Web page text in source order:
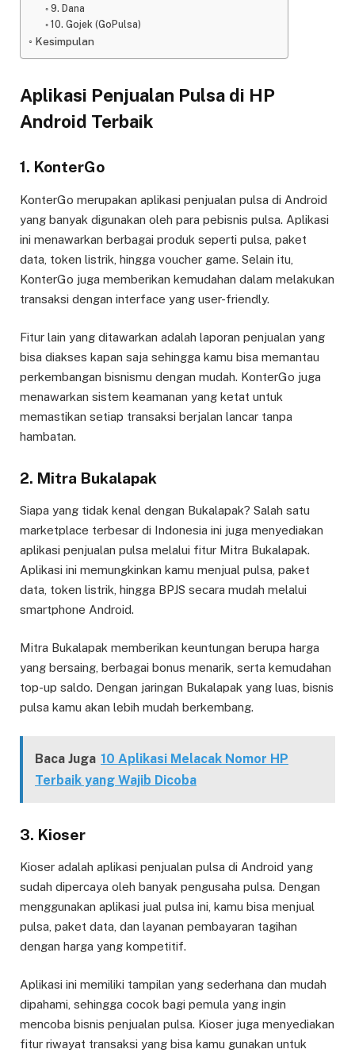
9. Dana
10. Gojek (GoPulsa)
Kesimpulan
Aplikasi Penjualan Pulsa di HP
Android Terbaik
1. KonterGo
KonterGo merupakan aplikasi penjualan pulsa di Android
yang banyak digunakan oleh para pebisnis pulsa. Aplikasi
ini menawarkan berbagai produk seperti pulsa, paket
data, token listrik, hingga voucher game. Selain itu,
KonterGo juga memberikan kemudahan dalam melakukan
transaksi dengan interface yang user-friendly.
Fitur lain yang ditawarkan adalah laporan penjualan yang
bisa diakses kapan saja sehingga kamu bisa memantau
perkembangan bisnismu dengan mudah. KonterGo juga
menawarkan sistem keamanan yang ketat untuk
memastikan setiap transaksi berjalan lancar tanpa
hambatan.
2. Mitra Bukalapak
Siapa yang tidak kenal dengan Bukalapak? Salah satu
marketplace terbesar di Indonesia ini juga menyediakan
aplikasi penjualan pulsa melalui fitur Mitra Bukalapak.
Aplikasi ini memungkinkan kamu menjual pulsa, paket
data, token listrik, hingga BPJS secara mudah melalui
smartphone Android.
Mitra Bukalapak memberikan keuntungan berupa harga
yang bersaing, berbagai bonus menarik, serta kemudahan
top-up saldo. Dengan jaringan Bukalapak yang luas, bisnis
pulsa kamu akan lebih mudah berkembang.
Baca Juga 10 Aplikasi Melacak Nomor HP
Terbaik yang Wajib Dicoba
3. Kioser
Kioser adalah aplikasi penjualan pulsa di Android yang
sudah dipercaya oleh banyak pengusaha pulsa. Dengan
menggunakan aplikasi jual pulsa ini, kamu bisa menjual
pulsa, paket data, dan layanan pembayaran tagihan
dengan harga yang kompetitif.
Aplikasi ini memiliki tampilan yang sederhana dan mudah
dipahami, sehingga cocok bagi pemula yang ingin
mencoba bisnis penjualan pulsa. Kioser juga menyediakan
fitur riwayat transaksi yang bisa kamu gunakan untuk